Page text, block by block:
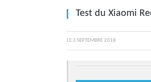
Test du Xiaomi
LE3 SEPTEMBRE 2018